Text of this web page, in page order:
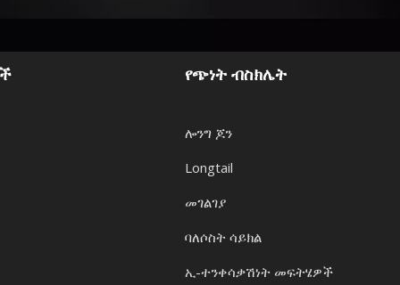
የጭነት ብስክሌት
ሎንግ ጆን
Longtail
መገልገያ
ባለሶስት ሳይክል
ኢ-ተንቀሳቃሽነት መፍትሄዎች